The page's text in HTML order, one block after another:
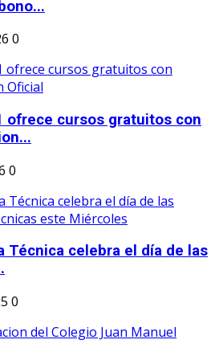
0
ofrece cursos gratuitos con
0
Técnica celebra el día de las
0